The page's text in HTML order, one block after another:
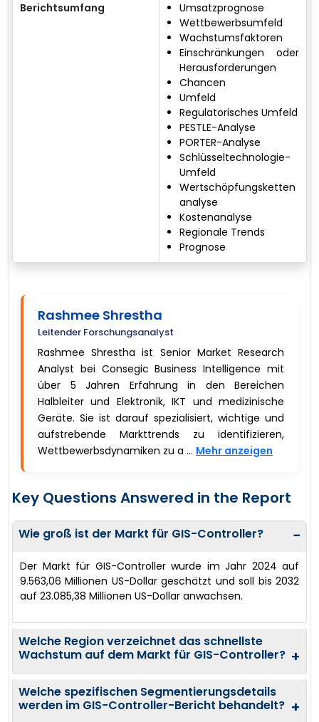
Berichtsumfang
Umsatzprognose
Wettbewerbsumfeld
Wachstumsfaktoren
Einschränkungen oder
Herausforderungen
Chancen
Umfeld
Regulatorisches Umfeld
PESTLE-Analyse
PORTER-Analyse
Schlüsseltechnologie-
Umfeld
Wertschöpfungsketten
analyse
Kostenanalyse
Regionale Trends
Prognose
Rashmee Shrestha
Leitender Forschungsanalyst
Rashmee Shrestha ist Senior Market Research
Analyst bei Consegic Business Intelligence mit
über 5 Jahren Erfahrung in den Bereichen
Halbleiter und Elektronik, IKT und medizinische
Geräte. Sie ist darauf spezialisiert, wichtige und
aufstrebende Markttrends zu identifizieren,
Wettbewerbsdynamiken zu a ... Mehr anzeigen
Key Questions Answered in the Report
Wie groß ist der Markt für GIS-Controller? −
Der Markt für GIS-Controller wurde im Jahr 2024 auf
9.563,06 Millionen US-Dollar geschätzt und soll bis 2032
auf 23.085,38 Millionen US-Dollar anwachsen.
Welche Region verzeichnet das schnellste
Wachstum auf dem Markt für GIS-Controller? +
Welche spezifischen Segmentierungsdetails
werden im GIS-Controller-Bericht behandelt? +